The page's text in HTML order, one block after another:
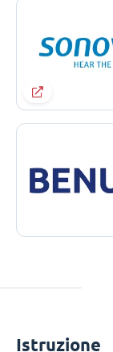
Istruzione